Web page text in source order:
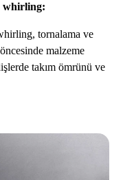
whirling:
tornalama ve
malzeme
takım ömrünü ve